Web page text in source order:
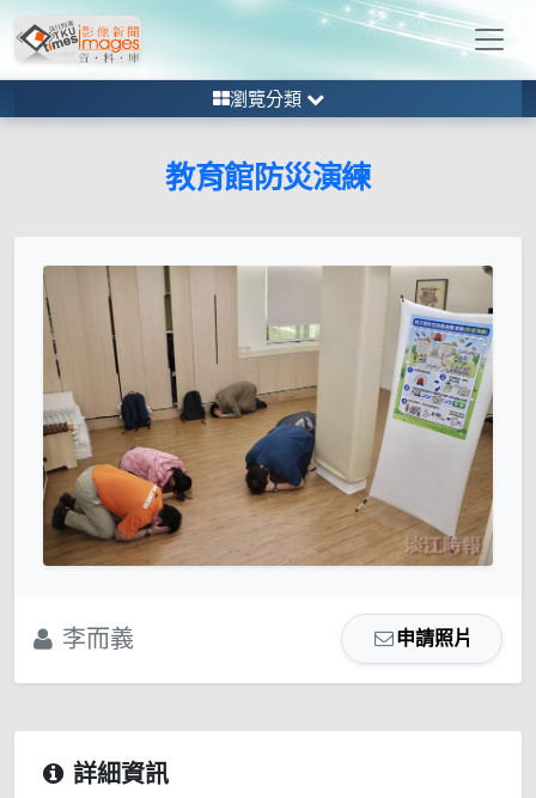
瀏覽分類
教育館防災演練
李而義 申請照片
詳細資訊